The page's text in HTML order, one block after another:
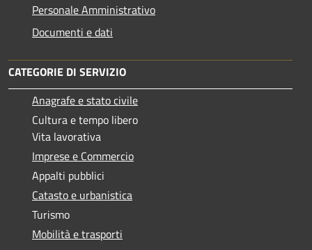
Personale Amministrativo
Documenti e dati
CATEGORIE DI SERVIZIO
Anagrafe e stato civile
Cultura e tempo libero
Vita lavorativa
Imprese e Commercio
Appalti pubblici
Catasto e urbanistica
Turismo
Mobilità e trasporti